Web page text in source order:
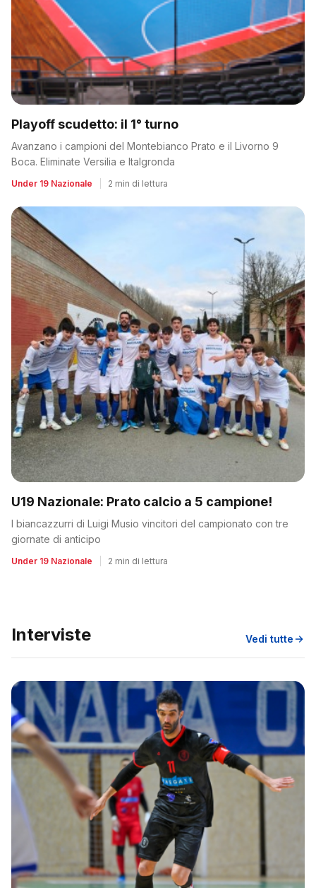
Playoff scudetto: il 1° turno
Avanzano i campioni del Montebianco Prato e il Livorno 9
Boca. Eliminate Versilia e Italgronda
Under 19 Nazionale 2 min di lettura
U19 Nazionale: Prato calcio a 5 campione!
I biancazzurri di Luigi Musio vincitori del campionato con tre
giornate di anticipo
Under 19 Nazionale 2 min di lettura
Interviste Vedi tutte